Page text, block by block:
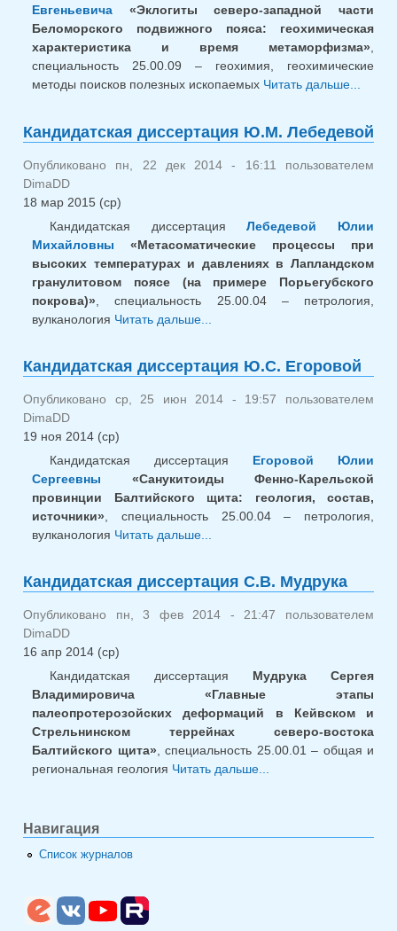
Евгеньевича «Эклогиты северо-западной части
Беломорского подвижного пояса: геохимическая
характеристика и время метаморфизма»,
специальность 25.00.09 – геохимия, геохимические
методы поисков полезных ископаемых Читать дальше...
А.Е.
Кандидатская диссертация Ю.М. Лебедевой
Опубликовано пн, 22 дек 2014 - 16:11 пользователем
DimaDD
18 мар 2015 (ср)
Кандидатская диссертацияЛебедевой Юлии
Михайловны «Метасоматические процессы при
высоких температурах и давлениях в Лапландском
гранулитовом поясе (на примере Порьегубского
покрова)» , специальность 25.00.04 – петрология,
вулканология Читать дальше...
Кандидатская диссертация Ю.С. Егоровой
Опубликовано ср, 25 июн 2014 - 19:57 пользователем
DimaDD
19 ноя 2014 (ср)
Кандидатская диссертация Егоровой Юлии
Сергеевны «Санукитоиды Фенно-Карельской
провинции Балтийского щита: геология, состав,
источники» , специальность 25.00.04 – петрология,
вулканология Читать дальше...
Кандидатская диссертация С.В. Мудрука
Опубликовано пн, 3 фев 2014 - 21:47 пользователем
DimaDD
16 апр 2014 (ср)
Кандидатская диссертация Мудрука Сергея
Владимировича «Главные этапы
палеопротерозойских деформаций в Кейвском и
Стрельнинском террейнах северо-востока
Балтийского щита» , специальность 25.00.01 – общая и
региональная геология Читать дальше...
Навигация
Список журналов